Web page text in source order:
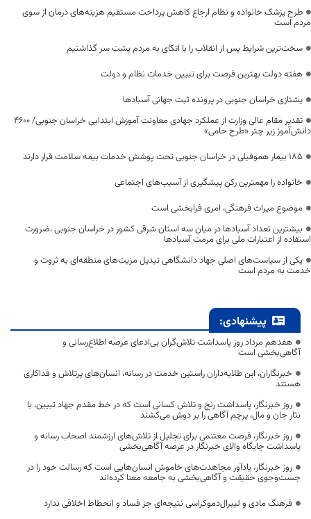
طرح پزشک خانواده و نظام ارجاع کاهش پرداخت مستقیم هزینه‌های درمان از سوی
مردم است
سخت‌ترین شرایط پس از انقلاب را با اتکای به مردم پشت سر گذاشتیم
هفته دولت بهترین فرصت برای تبیین خدمات نظام و دولت
یشتازی خراسان جنوبی در پرونده ثبت جهانی آسبادها
تقدیر مقام عالی وزارت از عملکرد جهادی معاونت آموزش ابتدایی خراسان جنوبی/ ۴۶۰۰
دانش‌آموز زیر چتر «طرح حامی»
۱۸۵ بیمار هموفیلی در خراسان جنوبی تحت پوشش خدمات بیمه سلامت قرار دارند
خانواده را مهمترین رکن پیشگیری از آسیب‌های اجتماعی
موضوع میراث فرهنگی، امری فرابخشی است
بیشترین تعداد آسبادها در میان سه استان شرقی کشور در خراسان جنوبی ،ضرورت
استفاده از اعتبارات ملی برای مرمت آسبادها
یکی از سیاست‌های اصلی جهاد دانشگاهی تبدیل مزیت‌های منطقه‌ای به ثروت و
خدمت به مردم است
پیشنهادی:
هفدهم مرداد روز پاسداشت تلاش‌گران بی‌ادعای عرصه اطلاع‌رسانی و
آگاهی‌بخشی است
خبرنگاران، این طلایه‌داران راستین خدمت در رسانه، انسان‌های پرتلاش و فداکاری
هستند
روز خبرنگار، پاسداشت رنج و تلاش کسانی است که در خط مقدم جهاد تبیین، با
نثار جان و مال، پرچم آگاهی را بر دوش می‌کشند
روز خبرنگار، فرصت مغتنمی برای تجلیل از تلاش‌های ارزشمند اصحاب رسانه و
پاسداشت جایگاه والای خبرنگار در عرصه آگاهی‌بخشی
روز خبرنگار، یادآور مجاهدت‌های خاموش انسان‌هایی است که رسالت خود را در
جست‌وجوی حقیقت و آگاهی‌بخشی به جامعه معنا کرده‌اند
فرهنگ مادی و لیبرال‌دموکراسی نتیجه‌ای جز فساد و انحطاط اخلاقی ندارد